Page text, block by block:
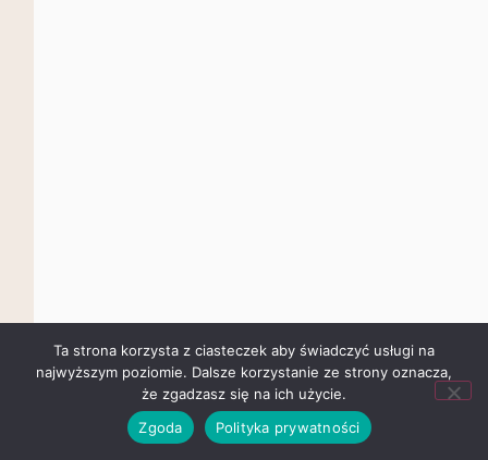
Ta strona korzysta z ciasteczek aby świadczyć usługi na
najwyższym poziomie. Dalsze korzystanie ze strony oznacza,
że zgadzasz się na ich użycie.
Zgoda
Polityka prywatności